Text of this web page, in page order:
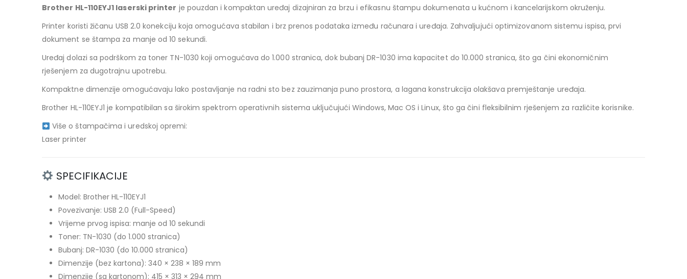
Brother HL-110EYJ1 laserski printer je pouzdan i kompaktan uređaj dizajniran za brzu i efikasnu štampu dokumenata u kućnom i kancelarijskom okruženju.
Printer koristi žičanu USB 2.0 konekciju koja omogućava stabilan i brz prenos podataka između računara i uređaja. Zahvaljujući optimizovanom sistemu ispisa, prvi
dokument se štampa za manje od 10 sekundi.
Uređaj dolazi sa podrškom za toner TN-1030 koji omogućava do 1.000 stranica, dok bubanj DR-1030 ima kapacitet do 10.000 stranica, što ga čini ekonomičnim
rješenjem za dugotrajnu upotrebu.
Kompaktne dimenzije omogućavaju lako postavljanje na radni sto bez zauzimanja puno prostora, a lagana konstrukcija olakšava premještanje uređaja.
Brother HL-110EYJ1 je kompatibilan sa širokim spektrom operativnih sistema uključujući Windows, Mac OS i Linux, što ga čini fleksibilnim rješenjem za različite korisnike.
Više o štampačima i uredskoj opremi:
Laser printer
SPECIFIKACIJE
Model: Brother HL-110EYJ1
Povezivanje: USB 2.0 (Full-Speed)
Vrijeme prvog ispisa: manje od 10 sekundi
Toner: TN-1030 (do 1.000 stranica)
Bubanj: DR-1030 (do 10.000 stranica)
Dimenzije (bez kartona): 340 × 238 × 189 mm
Dimenzije (sa kartonom): 415 × 313 × 294 mm